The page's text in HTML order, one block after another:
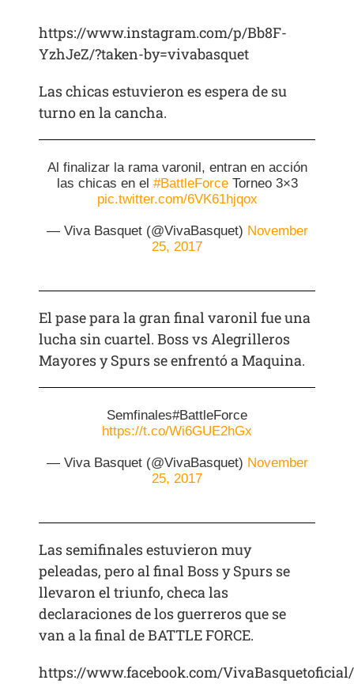
https://www.instagram.com/p/Bb8F-
YzhJeZ/?taken-by=vivabasquet
Las chicas estuvieron es espera de su
turno en la cancha.
Al finalizar la rama varonil, entran en acción
las chicas en el #BattleForceTorneo 3×3
pic.twitter.com/6VK61hjqox
— Viva Basquet (@VivaBasquet) November
25, 2017
El pase para la gran final varonil fue una
lucha sin cuartel. Boss vs Alegrilleros
Mayores y Spurs se enfrentó a Maquina.
Semfinales#BattleForce
https://t.co/Wi6GUE2hGx
— Viva Basquet (@VivaBasquet) November
25, 2017
Las semifinales estuvieron muy
peleadas, pero al final Boss y Spurs se
llevaron el triunfo, checa las
declaraciones de los guerreros que se
van a la final de BATTLE FORCE.
https://www.facebook.com/VivaBasquetoficial/